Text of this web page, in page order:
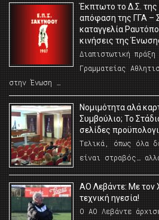
Έκπτωτο το Δ.Σ.
απόφαση της ΓΓΑ –
καταγγελία
κινήσεις της
Διαπιστωτική
Γραμματείας
στην Ένωση …
Νομιμότητα αλά
Συμβούλιο; Το
σελίδες
Τελικά, όπως όλα
είναι στραβός…
ΑΟ Λεβάντε: Με τον
τεχνική ηγεσία!
Ο ΑΟ Λεβάντε